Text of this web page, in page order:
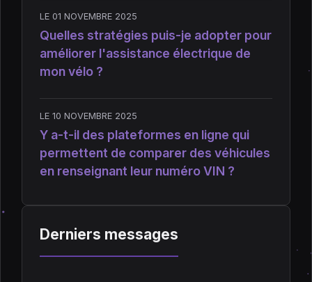
LE 01 NOVEMBRE 2025
Quelles stratégies puis-je adopter pour
améliorer l'assistance électrique de
mon vélo ?
LE 10 NOVEMBRE 2025
Y a-t-il des plateformes en ligne qui
permettent de comparer des véhicules
en renseignant leur numéro VIN ?
Derniers messages